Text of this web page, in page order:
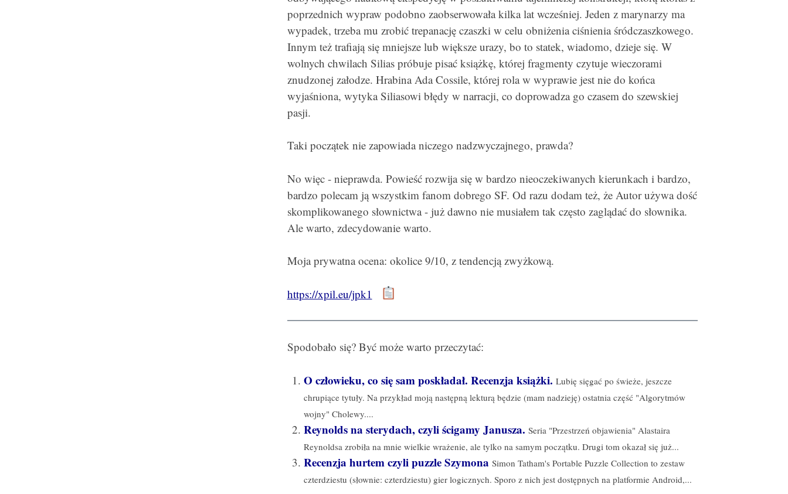
poprzednich wypraw podobno zaobserwowała kilka lat wcześniej. Jeden z marynarzy ma
wypadek, trzeba mu zrobić trepanację czaszki w celu obniżenia ciśnienia śródczaszkowego.
Innym też trafiają się mniejsze lub większe urazy, bo to statek, wiadomo, dzieje się. W
wolnych chwilach Silias próbuje pisać książkę, której fragmenty czytuje wieczorami
znudzonej załodze. Hrabina Ada Cossile, której rola w wyprawie jest nie do końca
wyjaśniona, wytyka Siliasowi błędy w narracji, co doprowadza go czasem do szewskiej
pasji.
Taki początek nie zapowiada niczego nadzwyczajnego, prawda?
No więc - nieprawda. Powieść rozwija się w bardzo nieoczekiwanych kierunkach i bardzo,
bardzo polecam ją wszystkim fanom dobrego SF. Od razu dodam też, że Autor używa dość
skomplikowanego słownictwa - już dawno nie musiałem tak często zaglądać do słownika.
Ale warto, zdecydowanie warto.
Moja prywatna ocena: okolice 9/10, z tendencją zwyżkową.
https://xpil.eu/jpk1
Spodobało się? Być może warto przeczytać:
O człowieku, co się sam poskładał. Recenzja książki. Lubię sięgać po świeże, jeszcze
chrupiące tytuły. Na przykład moją następną lekturą będzie (mam nadzieję) ostatnia część "Algorytmów
wojny" Cholewy....
Reynolds na sterydach, czyli ścigamy Janusza. Seria "Przestrzeń objawienia" Alastaira
Reynoldsa zrobiła na mnie wielkie wrażenie, ale tylko na samym początku. Drugi tom okazał się już...
Recenzja hurtem czyli puzzle Szymona Simon Tatham's Portable Puzzle Collection to zestaw
czterdziestu (słownie: czterdziestu) gier logicznych. Sporo z nich jest dostępnych na platformie Android,...